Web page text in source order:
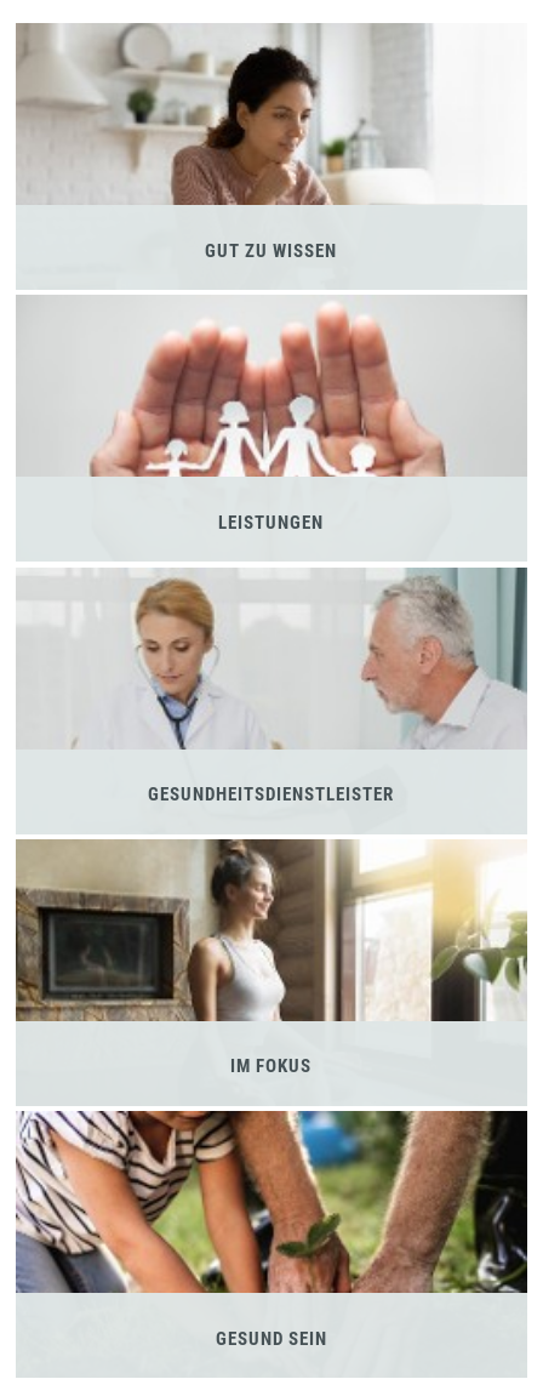
GUT ZU WISSEN
LEISTUNGEN
GESUNDHEITSDIENSTLEISTER
IM FOKUS
GESUND SEIN